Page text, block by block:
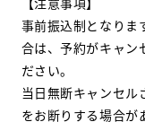
事前振込制となりま
合は、予約がキャン
ださい。
当日無断キャンセル
をお断りする場合が